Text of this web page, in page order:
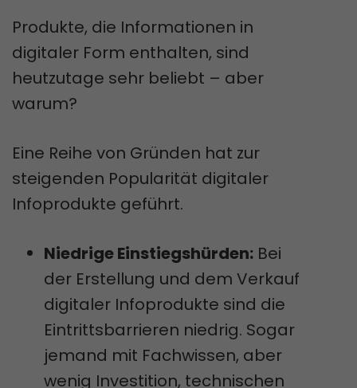
Produkte, die Informationen in
digitaler Form enthalten, sind
heutzutage sehr beliebt – aber
warum?
Eine Reihe von Gründen hat zur
steigenden Popularität digitaler
Infoprodukte geführt.
Niedrige Einstiegshürden: Bei
der Erstellung und dem Verkauf
digitaler Infoprodukte sind die
Eintrittsbarrieren niedrig. Sogar
jemand mit Fachwissen, aber
wenig Investition, technischen